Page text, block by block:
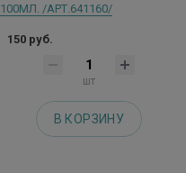
100МЛ. /АРТ.641160/
150 руб.
шт
В КОРЗИНУ